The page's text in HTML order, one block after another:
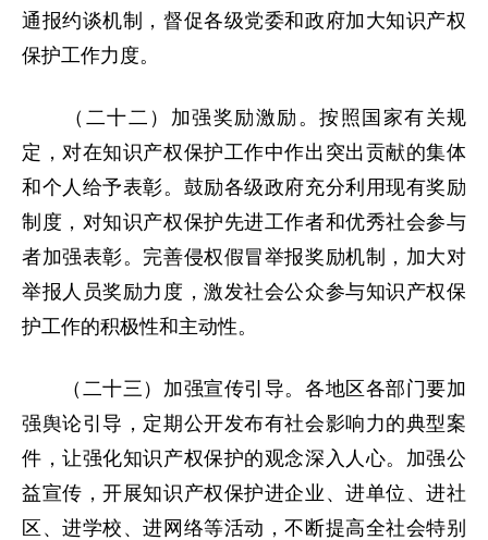
通报约谈机制，督促各级党委和政府加大知识产权
保护工作力度。
（二十二）加强奖励激励。按照国家有关规
定，对在知识产权保护工作中作出突出贡献的集体
和个人给予表彰。鼓励各级政府充分利用现有奖励
制度，对知识产权保护先进工作者和优秀社会参与
者加强表彰。完善侵权假冒举报奖励机制，加大对
举报人员奖励力度，激发社会公众参与知识产权保
护工作的积极性和主动性。
（二十三）加强宣传引导。各地区各部门要加
强舆论引导，定期公开发布有社会影响力的典型案
件，让强化知识产权保护的观念深入人心。加强公
益宣传，开展知识产权保护进企业、进单位、进社
区、进学校、进网络等活动，不断提高全社会特别